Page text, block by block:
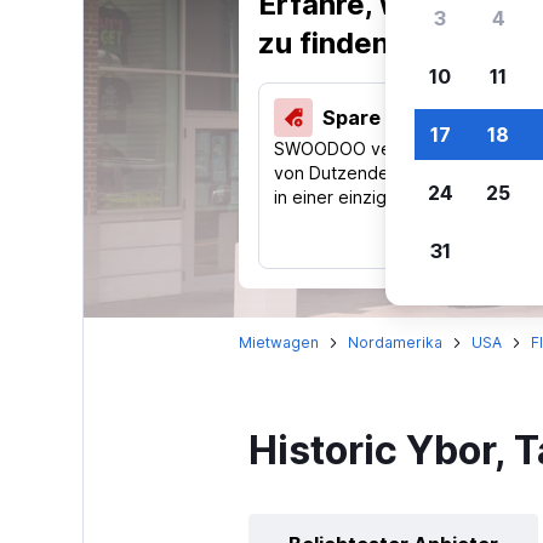
zu finden.
Spare 40 % und mehr
SWOODOO vergleicht Preise
von Dutzenden Reise-Websites
in einer einzigen Suche.
Mietwagen Nordamerika USA
Historic Ybor,
3 4
10 11
17 18
24 25
31